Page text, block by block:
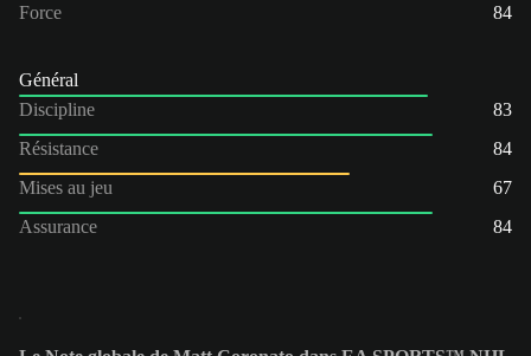
Force 84
Général
Discipline
83
Résistance
84
Mises au jeu
67
Assurance
84